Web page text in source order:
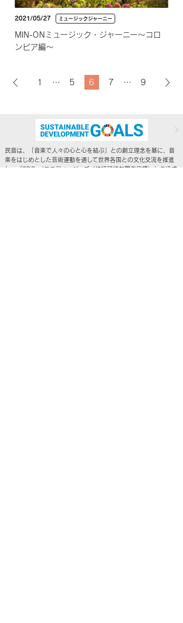
2021/05/27 ミュージックジャーニー
MIN-ONミュージック・ジャーニー～コロ
ンビア編～
1 … 5 6 7 … 9
民音は、「音楽で人々の心と心を結ぶ」との創立理念を基に、音
楽をはじめとした芸術運動を通して世界各国との文化交流を推進
し、「SDGs（エスディージーズ／持続可能な開発目標）」の達成